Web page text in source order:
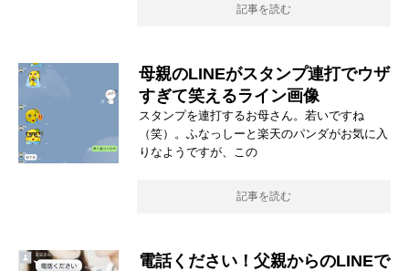
記事を読む
母親のLINEがスタンプ連打でウザ
すぎて笑えるライン画像
スタンプを連打するお母さん。若いですね
（笑）。ふなっしーと楽天のパンダがお気に入
りなようですが、この
記事を読む
電話ください！父親からのLINEで